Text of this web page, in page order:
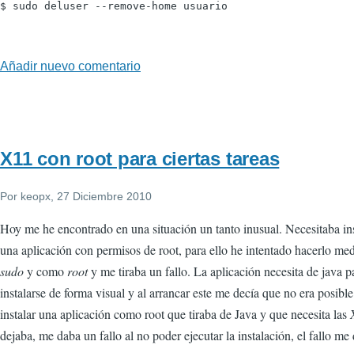
$ sudo deluser --remove-home usuario
Añadir nuevo comentario
X11 con root para ciertas tareas
Por keopx, 27 Diciembre 2010
Hoy me he encontrado en una situación un tanto inusual. Necesitaba
una aplicación con permisos de root, para ello he intentado hacerlo
sudoy comorooty me tiraba un fallo. La aplicación necesita de java
instalarse de forma visual y al arrancar este me decía que no era
instalar una aplicación como root que tiraba de Java y que necesita las
dejaba, me daba un fallo al no poder ejecutar la instalación, el fallo me